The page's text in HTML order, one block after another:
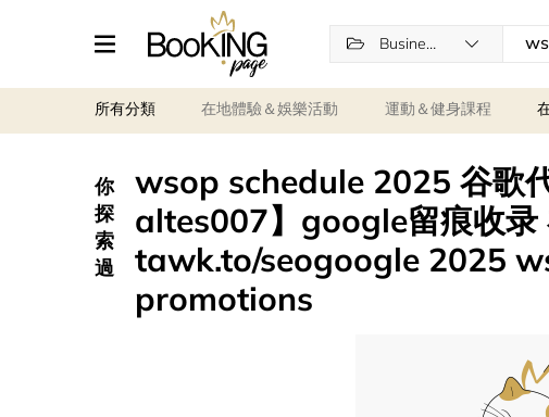
Business Services
所有分類 在地體驗＆娛樂活動 運動＆健身課程
你
探
索
過
wsop schedule 2025 谷歌
altes007】google留痕收录
tawk.to/seogoogle 2025
promotions